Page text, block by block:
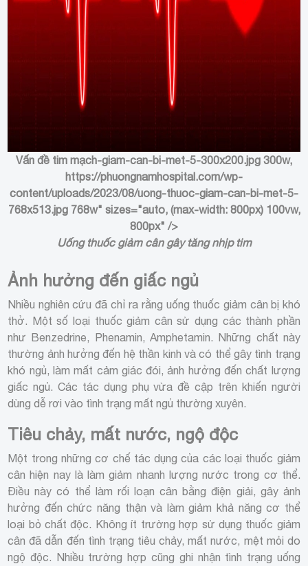
Vấn đề tim mạch-giam-can-bi-met-5-300x200.jpg 300w,
https://phuongnamhospital.com/wp-
content/uploads/2023/08/uong-thuoc-giam-can-bi-met-5-
768x513.jpg 768w" sizes="auto, (max-width: 800px) 100vw,
800px" />
Uống thuốc giảm cân gây tăng nhịp tim
Ảnh hưởng đến giấc ngủ
Nhiều nghiên cứu đã chỉ ra rằng uống thuốc giảm cân bị khó
thở. Một số loại thuốc giảm cân sử dụng các thành phần
như Benzedrine, Phenamin, Amphetamin. Những chất này
thường ảnh hưởng đến hệ thần kinh và có thể gây tình trạng
khó ngủ, làm mất cảm giác đói, ảnh hưởng đến chất lượng
giấc ngủ. Các tác dụng phụ vừa đề cập trên khiến người
dùng dễ rơi vào tình trạng mất ngủ thường xuyên.
Tiêu chảy, mất nước, ngộ độc
Một trong những cơ chế tác dụng của các loại thuốc giảm
cân hiện nay là làm giảm nhanh lượng nước trong cơ thể.
Điều này có thể làm rối loạn cân bằng điện giải, gây ảnh
hưởng đến chức năng thận và làm giảm khả năng cơ thể
loại bỏ chất độc. Không ít trường hợp sử dụng thuốc giảm
cân đã dẫn đến tình trạng tiêu chảy, mất nước, mệt mỏi do
ngộ độc. Nhiều trường hợp cũng ghi nhận tình trạng uống